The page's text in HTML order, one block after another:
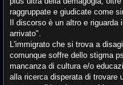
raggruppate e giudicate come
Il discorso è un altro e
arrivato".
L'immigrato che si trova a
comunque soffre dello stigma
mancanza di cultura e/o
alla ricerca disperata di trovare